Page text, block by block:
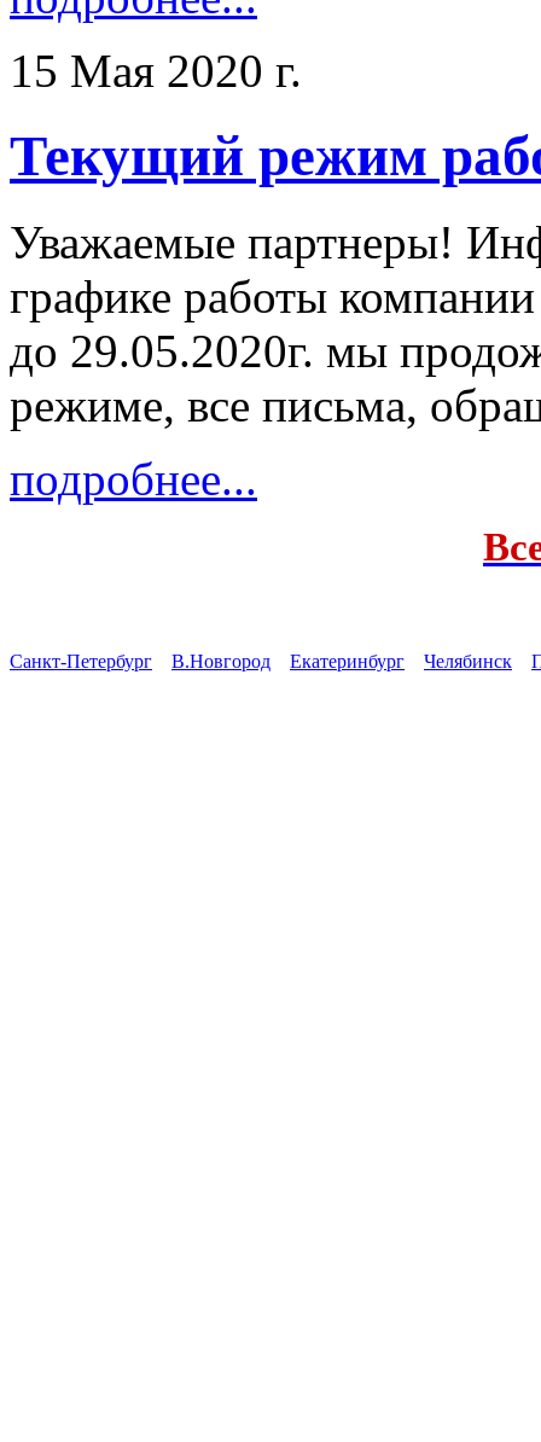
15 Мая 2020 г.
Текущий режим
Уважаемые партнеры!
графике работы
до 29.05.2020г. мы
режиме, все письма,
подробнее...
Санкт-Петербург В.Новгород Екатеринбург Челябинск